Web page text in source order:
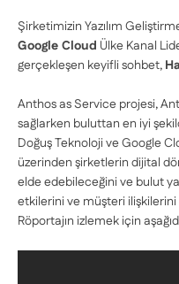
Şirketimizin Yazılım
Google Cloud Ülke Kanal
gerçekleşen keyifli sohbet,
Anthos as Service projesi,
sağlarken buluttan en iyi
Doğuş Teknoloji ve Google
üzerinden şirketlerin dijital
elde edebileceğini ve bulut
etkilerini ve müşteri
Röportajın izlemek için